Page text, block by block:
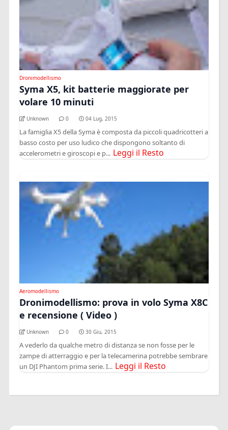
Dronimodellismo
Syma X5, kit batterie maggiorate per
volare 10 minuti
Unknown 0 04 Lug, 2015
La famiglia X5 della Syma è composta da piccoli quadricotteri a
basso costo per uso ludico che dispongono soltanto di
accelerometri e giroscopi e p... Leggi il Resto
Aeromodellismo
Dronimodellismo: prova in volo Syma X8C
e recensione ( Video )
Unknown 0 30 Giu, 2015
A vederlo da qualche metro di distanza se non fosse per le
zampe di atterraggio e per la telecamerina potrebbe sembrare
un DJI Phantom prima serie. I... Leggi il Resto